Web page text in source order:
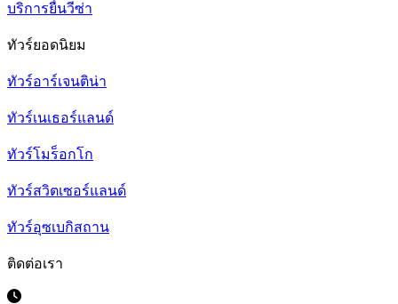
บริการยื่นวีซ่า
ทัวร์ยอดนิยม
ทัวร์อาร์เจนติน่า
ทัวร์เนเธอร์แลนด์
ทัวร์โมร็อกโก
ทัวร์สวิตเซอร์แลนด์
ทัวร์อุซเบกิสถาน
ติดต่อเรา